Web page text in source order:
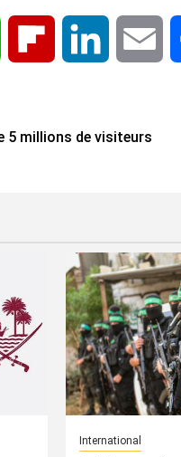
WhatsApp Flipboard LinkedIn
5 millions de visiteurs
International